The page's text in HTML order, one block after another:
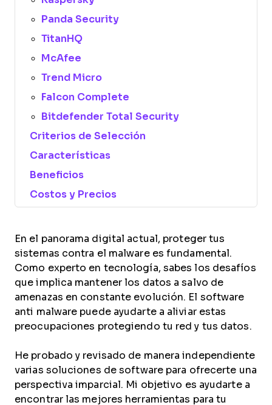
Panda Security
TitanHQ
McAfee
Trend Micro
Falcon Complete
Bitdefender Total Security
Criterios de Selección
Características
Beneficios
Costos y Precios
En el panorama digital actual, proteger tus
sistemas contra el malware es fundamental.
Como experto en tecnología, sabes los desafíos
que implica mantener los datos a salvo de
amenazas en constante evolución. El software
anti malware puede ayudarte a aliviar estas
preocupaciones protegiendo tu red y tus datos.
He probado y revisado de manera independiente
varias soluciones de software para ofrecerte una
perspectiva imparcial. Mi objetivo es ayudarte a
encontrar las mejores herramientas para tu